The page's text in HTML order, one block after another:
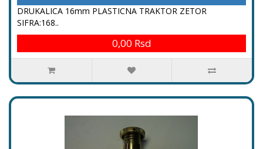
DRUKALICA 16mm PLASTICNA TRAKTOR ZETOR
SIFRA:168..
0,00 Rsd